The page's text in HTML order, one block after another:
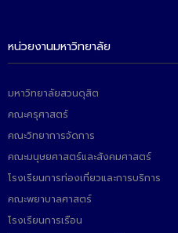
หน่วยงานมหาวิทยาลัย
มหาวิทยาลัยสวนดุสิต
คณะครุศาสตร์
คณะวิทยาการจัดการ
คณะมนุษยศาสตร์และสังคมศาสตร์
โรงเรียนการท่องเที่ยวและการบริการ
คณะพยาบาลศาสตร์
โรงเรียนการเรือน